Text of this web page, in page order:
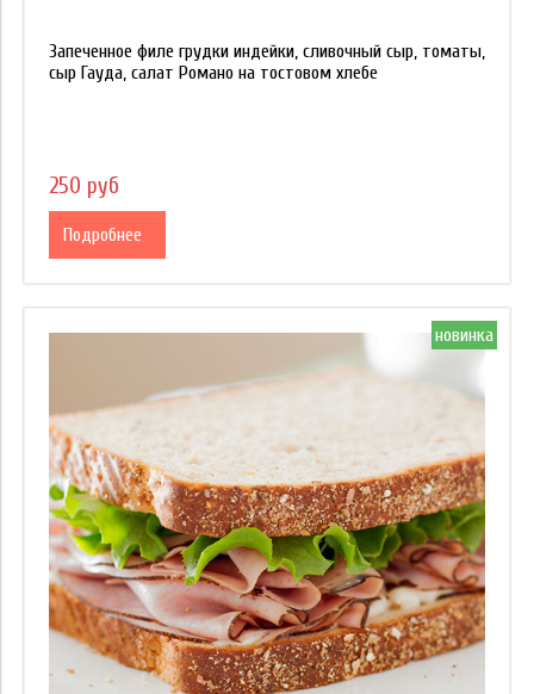
Запеченное филе грудки индейки, сливочный сыр, томаты,
сыр Гауда, салат Романо на тостовом хлебе
250 руб
Подробнее
новинка